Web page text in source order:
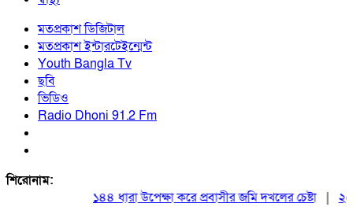
মতপ্রকাশ ডিজিটাল
মতপ্রকাশ ইন্টারটেইন্মেন্ট
Youth Bangla Tv
ছবি
ভিডিও
Radio Dhoni 91.2 Fm
শিরোনাম:
১৪৪ ধারা উপেক্ষা করে প্রবাসীর জমি দখলের চেষ্টা| ২০